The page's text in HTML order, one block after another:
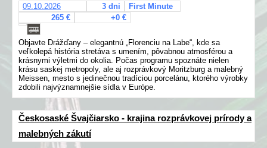
09.10.2026 3 dni
First Minute
265 €
+0 €
Objavte Drážďany – elegantnú „Florenciu na Labe“, kde sa
veľkolepá história stretáva s umením, pôvabnou atmosférou a
krásnymi výletmi do okolia. Počas programu spoznáte nielen
krásu saskej metropoly, ale aj rozprávkový Moritzburg a malebný
Meissen, mesto s jedinečnou tradíciou porcelánu, ktorého výrobky
zdobili najvýznamnejšie sídla v Európe.
Českosaské Švajčiarsko - krajina rozprávkovej prírody a
malebných zákutí